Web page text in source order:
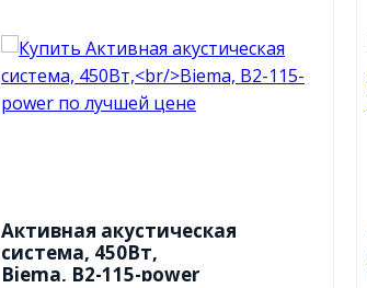
Активная акустическая
система, 450Вт,
Biema, B2-115-power